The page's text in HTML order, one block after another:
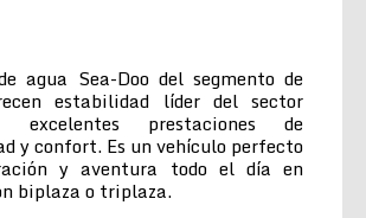
agua Sea-Doo del segmento de
estabilidad líder del sector
prestaciones de
y confort. Es un vehículo perfecto
y aventura todo el día en
biplaza o triplaza.